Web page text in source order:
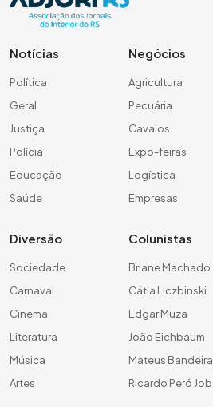
Notícias
Política
Geral
Justiça
Polícia
Educação
Saúde
Negócios
Agricultura
Pecuária
Cavalos
Expo-feiras
Logística
Empresas
Diversão
Sociedade
Carnaval
Cinema
Literatura
Música
Artes
Colunistas
Briane Machado
Cátia Liczbinski
Edgar Muza
João Eichbaum
Mateus Bandeira
Ricardo Peró Job